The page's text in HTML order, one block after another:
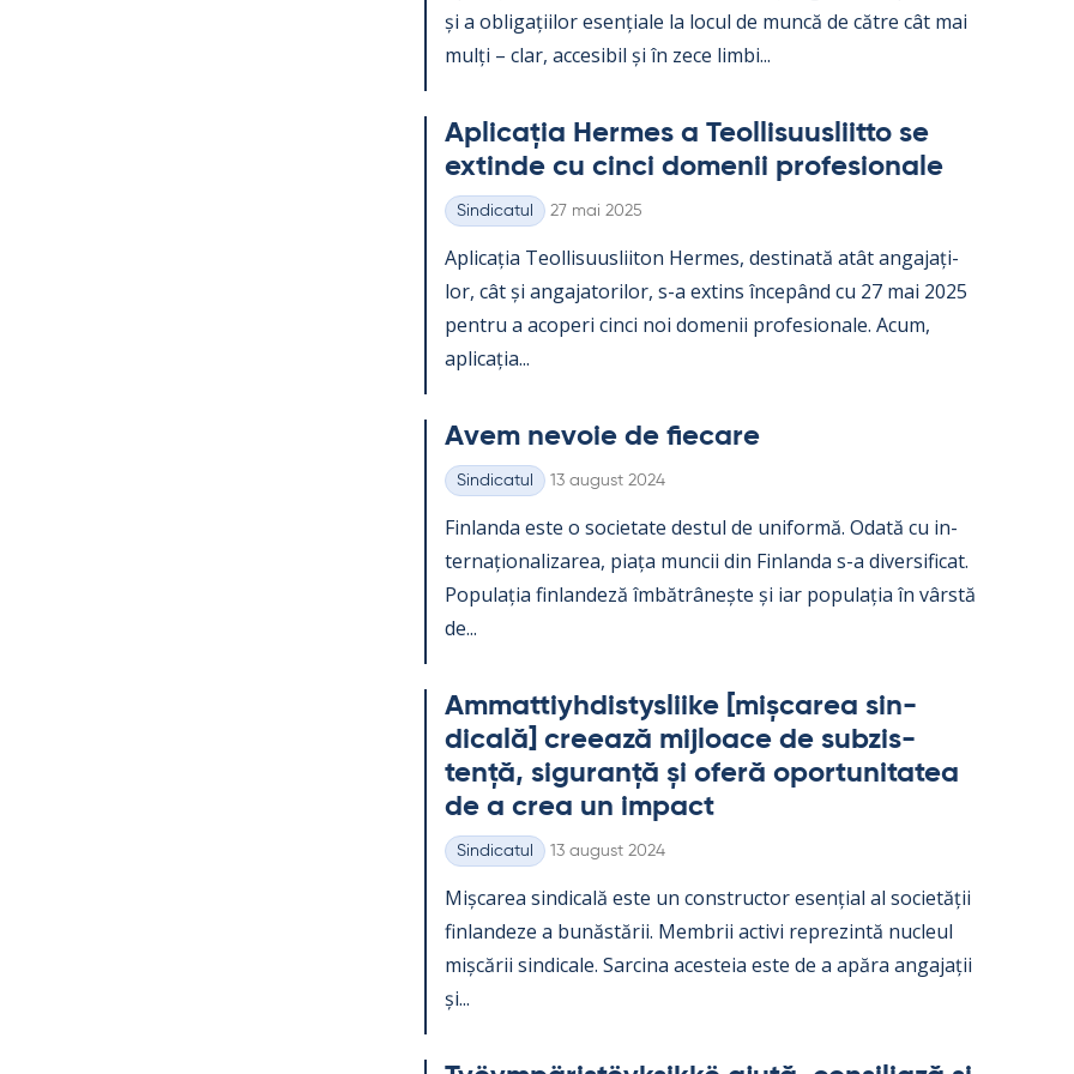
și a obli­gații­lor esențiale la locul de muncă de către cât mai
mulți – clar, acce­si­bil și în zece limbi...
Aplicația Her­mes a Teol­li­suus­liitto se
ex­tinde cu cinci do­me­nii pro­fe­sio­nale
Categorii
Sindicatul Kirjoitettu
27 mai 2025
Aplicația Teol­li­suus­lii­ton Her­mes, des­ti­nată atât an­ga­jați­
lor, cât și an­ga­ja­to­ri­lor, s-a ex­tins începând cu 27 mai 2025
pentru a aco­peri cinci noi do­me­nii pro­fe­sio­nale. Acum,
aplicația...
Avem ne­voie de fiecare
Categorii
Sindicatul Kirjoitettu
13 august 2024
Fin­landa este o socie­tate des­tul de uni­formă. Odată cu in­
ter­națio­na­liza­rea, piața muncii din Fin­landa s-a di­ver­si­ficat.
Po­pu­lația fin­lan­deză îmbătrâ­nește și iar po­pu­lația în vârstă
de...
Am­mat­tiyh­dis­tys­liike [mișca­rea sin­
dicală] cree­ază mij­loace de subzis­
tență, si­gu­ranță și oferă opor­tu­ni­ta­tea
de a crea un im­pact
Categorii
Sindicatul Kirjoitettu
13 august 2024
Mișca­rea sin­dicală este un con­struc­tor esențial al societății
fin­lan­deze a bunăstă­rii. Mem­brii ac­tivi reprezintă nucleul
mișcă­rii sin­dicale. Sarcina aces­teia este de a apăra an­ga­jații
și...